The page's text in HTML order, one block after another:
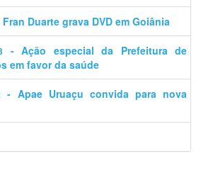
Fran Duarte grava DVD em Goiânia
- Ação especial da Prefeitura de
em favor da saúde
- Apae Uruaçu convida para nova